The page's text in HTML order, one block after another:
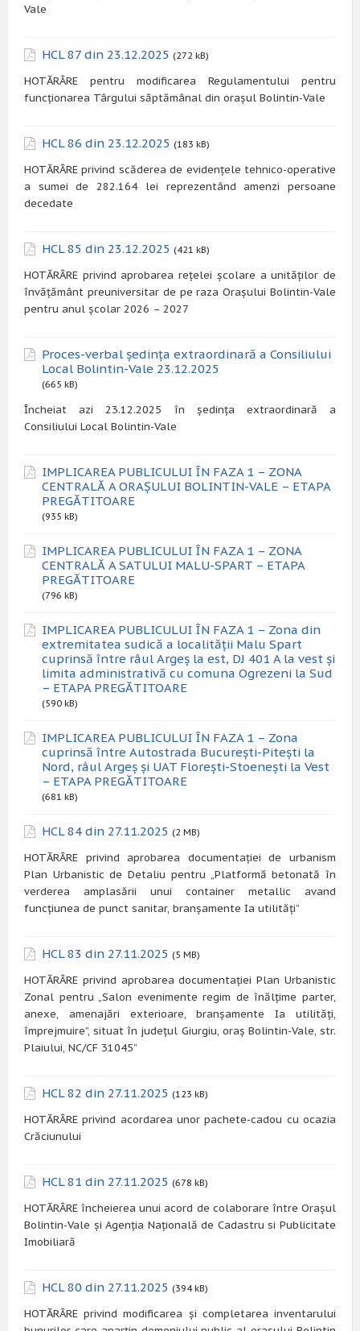
Vale
HCL 87 din 23.12.2025 (272 kB)
HOTĂRÂRE pentru modificarea Regulamentului pentru
funcționarea Târgului săptămânal din orașul Bolintin-Vale
HCL 86 din 23.12.2025 (183 kB)
HOTĂRÂRE privind scăderea de evidențele tehnico-operative
a sumei de 282.164 lei reprezentând amenzi persoane
decedate
HCL 85 din 23.12.2025 (421 kB)
HOTĂRÂRE privind aprobarea rețelei școlare a unităților de
învățământ preuniversitar de pe raza Orașului Bolintin-Vale
pentru anul școlar 2026 – 2027
Proces-verbal ședința extraordinară a Consiliului
Local Bolintin-Vale 23.12.2025
(665 kB)
Încheiat azi 23.12.2025 în ședința extraordinară a
Consiliului Local Bolintin-Vale
IMPLICAREA PUBLICULUI ÎN FAZA 1 – ZONA
CENTRALĂ A ORAȘULUI BOLINTIN-VALE – ETAPA
PREGĂTITOARE
(935 kB)
IMPLICAREA PUBLICULUI ÎN FAZA 1 – ZONA
CENTRALĂ A SATULUI MALU-SPART – ETAPA
PREGĂTITOARE
(796 kB)
IMPLICAREA PUBLICULUI ÎN FAZA 1 – Zona din
extremitatea sudică a localității Malu Spart
cuprinsă între râul Argeș la est, DJ 401 A la vest și
limita administrativă cu comuna Ogrezeni la Sud
– ETAPA PREGĂTITOARE
(590 kB)
IMPLICAREA PUBLICULUI ÎN FAZA 1 – Zona
cuprinsă între Autostrada București-Pitești la
Nord, râul Argeș și UAT Florești-Stoenești la Vest
– ETAPA PREGĂTITOARE
(681 kB)
HCL 84 din 27.11.2025 (2 MB)
HOTĂRÂRE privind aprobarea documentației de urbanism
Plan Urbanistic de Detaliu pentru „Platformă betonată în
verderea amplasării unui container metallic avand
funcțiunea de punct sanitar, branșamente Ia utilități”
HCL 83 din 27.11.2025 (5 MB)
HOTĂRÂRE privind aprobarea documentației Plan Urbanistic
Zonal pentru „Salon evenimente regim de înălțime parter,
anexe, amenajări exterioare, branșamente Ia utilități,
împrejmuire”, situat în județul Giurgiu, oraș Bolintin-Vale, str.
Plaiului, NC/CF 31045”
HCL 82 din 27.11.2025 (123 kB)
HOTĂRÂRE privind acordarea unor pachete-cadou cu ocazia
Crăciunului
HCL 81 din 27.11.2025 (678 kB)
HOTĂRÂRE încheierea unui acord de colaborare între Orașul
Bolintin-Vale și Agenția Națională de Cadastru si Publicitate
Imobiliară
HCL 80 din 27.11.2025 (394 kB)
HOTĂRÂRE privind modificarea și completarea inventarului